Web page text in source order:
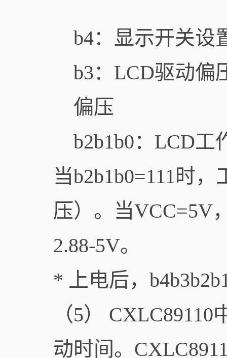
b4：显示开关设
b3：LCD驱动偏
偏压
b2b1b0：LCD工
当b2b1b0=111时
压）。当VCC=5V
2.88-5V。
* 上电后，
（5）
动时间。